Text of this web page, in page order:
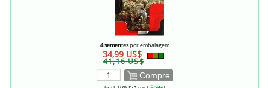
4 sementespor embalagem
34,99 US$
41,16 US$
Compre